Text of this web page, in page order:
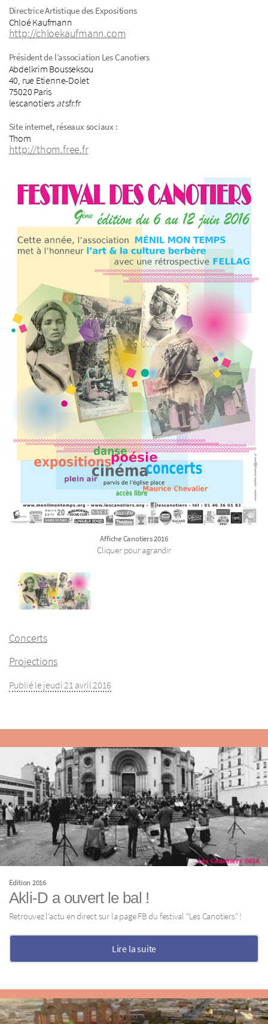
Directrice Artistique des Expositions
Chloé Kaufmann
http://chloekaufmann.com
Président de l’association Les Canotiers
Abdelkrim Bousseksou
40, rue Etienne-Dolet
75020 Paris
lescanotiers atsfr.fr
Site internet, réseaux sociaux :
Thom
http://thom.free.fr
Affiche Canotiers­ 2016
Cliquer pour agrandir
Concerts
Projections
Publié le jeudi 21 avril 2016
Edition 2016
Akli-D a ouvert le bal !
Retrouvez l’actu en direct sur la page FB du festival "Les Canotiers" !
Lire la suite